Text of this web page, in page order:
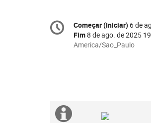
Conference
information
Data/hora
Começar (Iniciar) 6 de
Fim8 de ago. de 2025
All
America/Sao_Paulo
Informação